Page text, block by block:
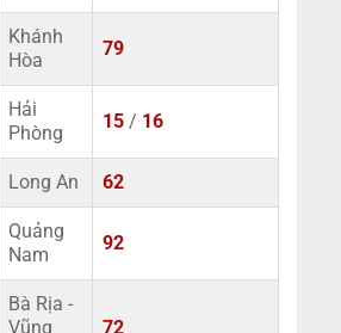
Khánh
Hòa
79
Hải
Phòng
15 / 16
Long An 62
Quảng
Nam
92
Bà Rịa -
Vũng
72